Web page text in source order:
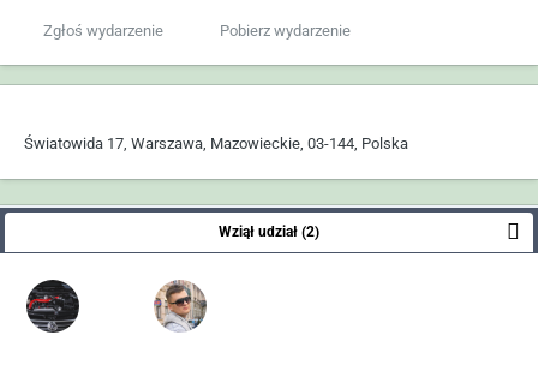
Zgłoś wydarzenie Pobierz wydarzenie
Światowida 17, Warszawa, Mazowieckie, 03-144, Polska
Wziął udział (2)